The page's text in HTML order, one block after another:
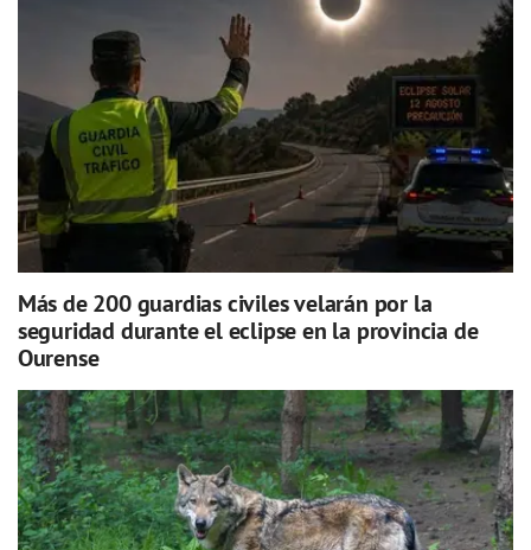
Más de 200 guardias civiles velarán por la
seguridad durante el eclipse en la provincia de
Ourense